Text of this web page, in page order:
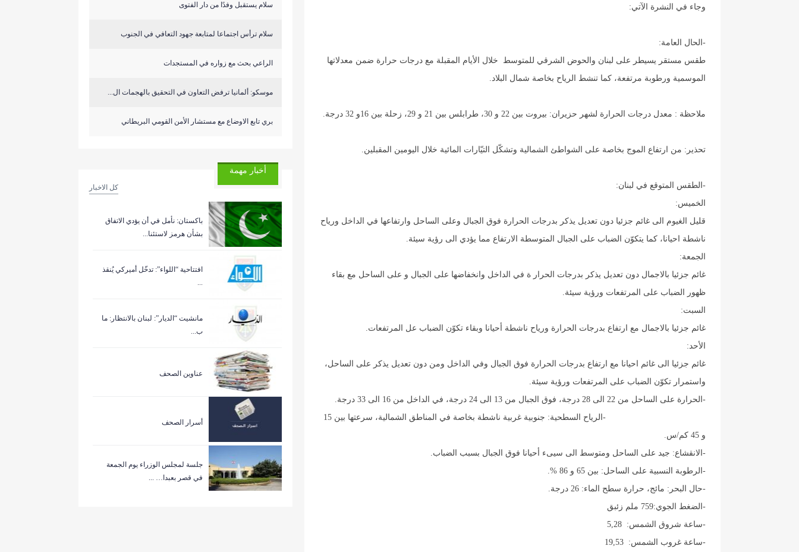
وجاء في النشرة الآتي:
-الحال العامة:
طقس مستقر يسيطر على لبنان والحوض الشرقي للمتوسط خلال الأيام المقبلة مع درجات حرارة ضمن معدلاتها
الموسمية ورطوبة مرتفعة، كما تنشط الرياح بخاصة شمال البلاد.
ملاحظة : معدل درجات الحرارة لشهر حزيران: بيروت بين 22 و 30، طرابلس بين 21 و 29، زحلة بين 16و 32 درجة.
تحذير: من ارتفاع الموج بخاصة على الشواطئ الشمالية وتشكّل التيّارات المائية خلال اليومين المقبلين.
-الطقس المتوقع في لبنان:
الخميس:
قليل الغيوم الى غائم جزئيا دون تعديل يذكر بدرجات الحرارة فوق الجبال وعلى الساحل وارتفاعها في الداخل ورياح
ناشطة احيانا، كما يتكوّن الضباب على الجبال المتوسطة الارتفاع مما يؤدي الى رؤية سيئة.
الجمعة:
غائم جزئيا بالاجمال دون تعديل يذكر بدرجات الحرار ة في الداخل وانخفاضها على الجبال و على الساحل مع بقاء
ظهور الضباب على المرتفعات ورؤية سيئة.
السبت:
غائم جزئيا بالاجمال مع ارتفاع بدرجات الحرارة ورياح ناشطة أحيانا وبقاء تكوّن الضباب عل المرتفعات.
الأحد:
غائم جزئيا الى غائم احيانا مع ارتفاع بدرجات الحرارة فوق الجبال وفي الداخل ومن دون تعديل يذكر على الساحل،
واستمرار تكوّن الضباب على المرتفعات ورؤية سيئة.
-الحرارة على الساحل من 22 الى 28 درجة، فوق الجبال من 13 الى 24 درجة، في الداخل من 16 الى 33 درجة.
-الرياح السطحية: جنوبية غربية ناشطة بخاصة في المناطق الشمالية، سرعتها بين 15
و 45 كم/س.
-الانقشاع: جيد على الساحل ومتوسط الى سيىء أحيانا فوق الجبال بسبب الضباب.
-الرطوبة النسبية على الساحل: بين 65 و 86 %.
-حال البحر: مائج، حرارة سطح الماء: 26 درجة.
-الضغط الجوي:759 ملم زئبق
-ساعة شروق الشمس: 5,28
-ساعة غروب الشمس: 19,53
سلام يستقبل وفدًا من دار الفتوى
سلام ترأس اجتماعا لمتابعة جهود التعافي في الجنوب
الراعي بحث مع زواره في المستجدات
موسكو: ألمانيا ترفض التعاون في التحقيق بالهجمات ال...
بري تابع الاوضاع مع مستشار الأمن القومي البريطاني
أخبار مهمة
كل الاخبار
باكستان: نأمل في أن يؤدي الاتفاق
بشأن هرمز لاستئنا...
افتتاحية “اللواء”: تدخّل أميركي يُنقذ
...
مانشيت “الديار”: لبنان بالانتظار: ما
ب...
عناوين الصحف
أسرار الصحف
جلسة لمجلس الوزراء يوم الجمعة
في قصر بعبدا… ...